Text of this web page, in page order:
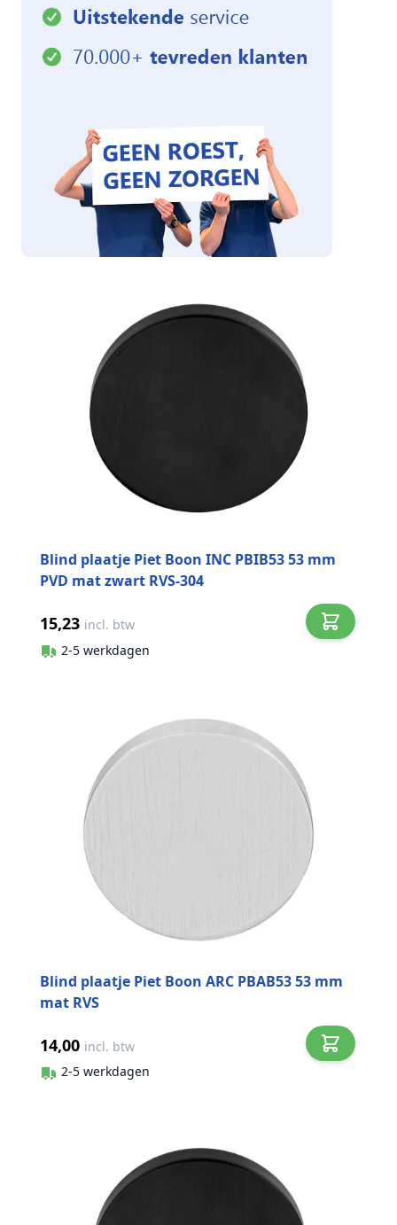
Blind plaatje Piet Boon INC PBIB53 53 mm
PVD mat zwart RVS-304
15,23 incl. btw
2-5 werkdagen
Blind plaatje Piet Boon ARC PBAB53 53 mm
mat RVS
14,00 incl. btw
2-5 werkdagen